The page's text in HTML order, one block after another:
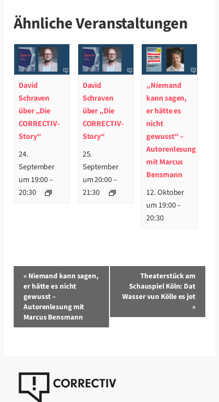
Ähnliche Veranstaltungen
David
Schraven
über „Die
CORRECTIV-
Story“
24.
September
um 19:00–
20:30
David
Schraven
über „Die
CORRECTIV-
Story“
25.
September
um 20:00–
21:30
„Niemand
kann sagen,
er hätte es
nicht
gewusst“ –
Autorenlesung
mit Marcus
Bensmann
12. Oktober
um 19:00–
20:30
Veranstaltung-
Navigation
« Niemand kann sagen,
er hätte es nicht
gewusst –
Autorenlesung mit
Marcus Bensmann
Theaterstück am
Schauspiel Köln: Dat
Wasser vun Kölle es jot
»